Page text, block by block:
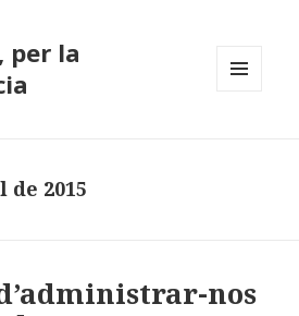
per la
de 2015
nos